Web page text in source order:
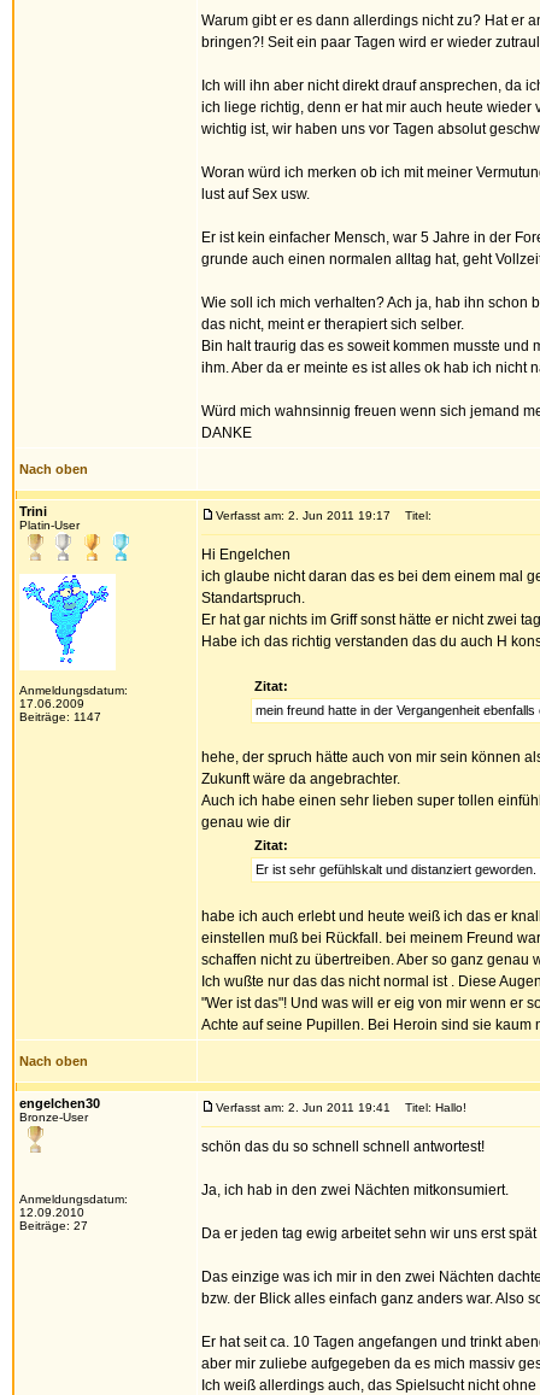
Warum gibt er es dann allerdings nicht zu? Hat er
bringen?! Seit ein paar Tagen wird er wieder
Ich will ihn aber nicht direkt drauf ansprechen, da
ich liege richtig, denn er hat mir auch heute wieder
wichtig ist, wir haben uns vor Tagen absolut
Woran würd ich merken ob ich mit meiner
lust auf Sex usw.
Er ist kein einfacher Mensch, war 5 Jahre in der
grunde auch einen normalen alltag hat, geht
Wie soll ich mich verhalten? Ach ja, hab ihn schon
das nicht, meint er therapiert sich selber.
Bin halt traurig das es soweit kommen musste
ihm. Aber da er meinte es ist alles ok hab ich nicht
Würd mich wahnsinnig freuen wenn sich jemand
DANKE
Nach oben
Trini
Platin-User
Anmeldungsdatum:
17.06.2009
Beiträge: 1147
Verfasst am: 2. Jun 2011 19:17 Titel:
Hi Engelchen
ich glaube nicht daran das es bei dem einem mal
Standartspruch.
Er hat gar nichts im Griff sonst hätte er nicht zwei
Habe ich das richtig verstanden das du auch H
Zitat:
mein freund hatte in der Vergangenheit
hehe, der spruch hätte auch von mir sein können
Zukunft wäre da angebrachter.
Auch ich habe einen sehr lieben super tollen
genau wie dir
Zitat:
Er ist sehr gefühlskalt und distanziert
habe ich auch erlebt und heute weiß ich das er
einstellen muß bei Rückfall. bei meinem Freund
schaffen nicht zu übertreiben. Aber so ganz genau
Ich wußte nur das das nicht normal ist . Diese
"Wer ist das"! Und was will er eig von mir wenn er
Achte auf seine Pupillen. Bei Heroin sind sie kaum
Nach oben
engelchen30
Bronze-User
Anmeldungsdatum:
12.09.2010
Beiträge: 27
Verfasst am: 2. Jun 2011 19:41 Titel: Hallo!
schön das du so schnell schnell antwortest!
Ja, ich hab in den zwei Nächten mitkonsumiert.
Da er jeden tag ewig arbeitet sehn wir uns erst
Das einzige was ich mir in den zwei Nächten
bzw. der Blick alles einfach ganz anders war. Also
Er hat seit ca. 10 Tagen angefangen und trinkt
aber mir zuliebe aufgegeben da es mich massiv
Ich weiß allerdings auch, das Spielsucht nicht